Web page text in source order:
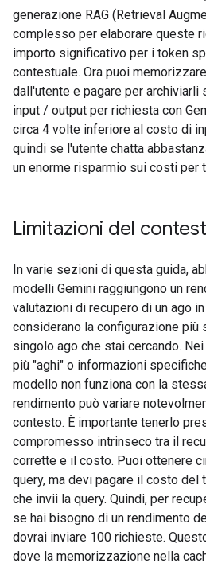
generazione RAG (Retrieval
complesso per elaborare queste
importo significativo per i token
contestuale. Ora puoi
dall'utente e pagare per archiviarli
input / output per richiesta con
circa 4 volte inferiore al costo di
quindi se l'utente chatta
un enorme risparmio sui costi per
Limitazioni del
In varie sezioni di questa guida,
modelli Gemini raggiungono un
valutazioni di recupero di un ago
considerano la configurazione più
singolo ago che stai cercando.
più "aghi" o informazioni
modello non funziona con la
rendimento può variare
contesto. È importante tenerlo
compromesso intrinseco tra il
corrette e il costo. Puoi ottenere
query, ma devi pagare il costo del
che invii la query. Quindi, per
se hai bisogno di un rendimento
dovrai inviare 100 richieste.
dove la memorizzazione nella